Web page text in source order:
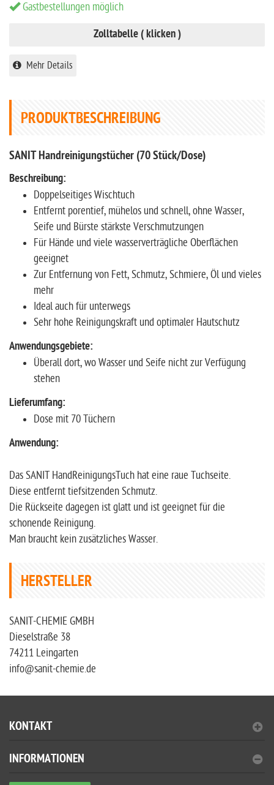
Gastbestellungen möglich
Zolltabelle ( klicken )
Mehr Details
PRODUKTBESCHREIBUNG
SANIT Handreinigungstücher (70 Stück/Dose)
Beschreibung:
Doppelseitiges Wischtuch
Entfernt porentief, mühelos und schnell, ohne Wasser,
Seife und Bürste stärkste Verschmutzungen
Für Hände und viele wasserverträgliche Oberflächen
geeignet
Zur Entfernung von Fett, Schmutz, Schmiere, Öl und vieles
mehr
Ideal auch für unterwegs
Sehr hohe Reinigungskraft und optimaler Hautschutz
Anwendungsgebiete:
Überall dort, wo Wasser und Seife nicht zur Verfügung
stehen
Lieferumfang:
Dose mit 70 Tüchern
Anwendung:
Das SANIT HandReinigungsTuch hat eine raue Tuchseite.
Diese entfernt tiefsitzenden Schmutz.
Die Rückseite dagegen ist glatt und ist geeignet für die
schonende Reinigung.
Man braucht kein zusätzliches Wasser.
HERSTELLER
SANIT-CHEMIE GMBH
Dieselstraße 38
74211 Leingarten
info@sanit-chemie.de
KONTAKT
INFORMATIONEN